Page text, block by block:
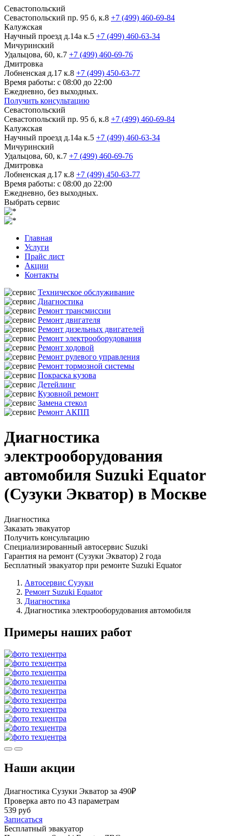
Севастопольский
Севастопольский пр. 95 б, к.8 +7 (499) 460-69-84
Калужская
Научный проезд д.14а к.5 +7 (499) 460-63-34
Мичуринский
Удальцова, 60, к.7 +7 (499) 460-69-76
Дмитровка
Лобненская д.17 к.8 +7 (499) 450-63-77
Время работы: с 08:00 до 22:00
Ежедневно, без выходных.
Получить консультацию
Севастопольский
Севастопольский пр. 95 б, к.8 +7 (499) 460-69-84
Калужская
Научный проезд д.14а к.5 +7 (499) 460-63-34
Мичуринский
Удальцова, 60, к.7 +7 (499) 460-69-76
Дмитровка
Лобненская д.17 к.8 +7 (499) 450-63-77
Время работы: с 08:00 до 22:00
Ежедневно, без выходных.
Выбрать сервис
Главная
Услуги
Прайс лист
Акции
Контакты
Техническое обслуживание
Диагностика
Ремонт трансмиссии
Ремонт двигателя
Ремонт дизельных двигателей
Ремонт электрооборудования
Ремонт ходовой
Ремонт рулевого управления
Ремонт тормозной системы
Покраска кузова
Детейлинг
Кузовной ремонт
Замена стекол
Ремонт АКПП
Диагностика
электрооборудования
автомобиля Suzuki Equator
(Сузуки Экватор) в Москве
Диагностика
Заказать эвакуатор
Получить консультацию
Специализированный автосервис Suzuki
Гарантия на ремонт (Сузуки Экватор) 2 года
Бесплатный эвакуатор при ремонте Suzuki Equator
Автосервис Сузуки
Ремонт Suzuki Equator
Диагностика
Диагностика электрооборудования автомобиля
Примеры наших работ
Наши акции
Диагностика Сузуки Экватор за 490₽
Проверка авто по 43 параметрам
539 руб
Записаться
Бесплатный эвакуатор